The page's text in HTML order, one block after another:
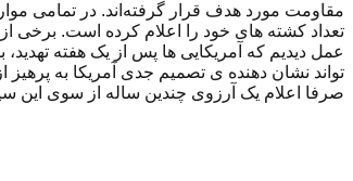
مقاومت مورد هدف قرار گرفته‌اند. در تمامی
تعداد کشته های خود را اعلام کرده است. برخی از
تواند نشان دهنده ی تصمیم جدی آمریکا به پرهیز
صرفا اعلام یک آرزوی چندین ساله از سوی این